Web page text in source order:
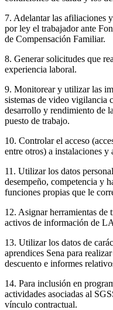
7. Adelantar las afiliaciones
por ley el trabajador ante
de Compensación Familiar.
8. Generar solicitudes que
experiencia laboral.
9. Monitorear y utilizar las
sistemas de video vigilancia
desarrollo y rendimiento de
puesto de trabajo.
10. Controlar el acceso
entre otros) a instalaciones
11. Utilizar los datos
desempeño, competencia y
funciones propias que le
12. Asignar herramientas de
activos de información de
13. Utilizar los datos de
aprendices Sena para
descuento e informes
14. Para inclusión en
actividades asociadas al
vínculo contractual.